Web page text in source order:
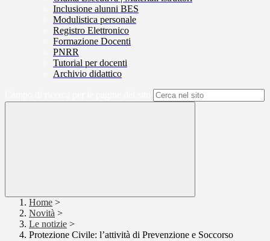
Inclusione alunni BES
Modulistica personale
Registro Elettronico
Formazione Docenti
PNRR
Tutorial per docenti
Archivio didattico
Home >
Novità >
Le notizie >
Protezione Civile: l’attività di Prevenzione e Soccorso